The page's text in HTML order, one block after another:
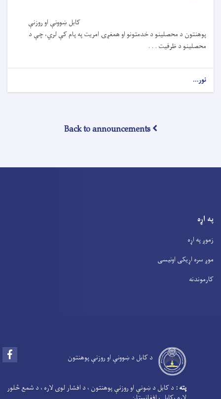
کابل ښوونې او روزنې
پوهنتون د محصلینو د خدمتونو او همغږۍ امریت په پام کې لري، چې د
محصلینو د ظرفیت . . .
نور...
Back to announcements
په اړه
زموږ په اړه
موږ سره اړیکی اونیسی
کارموندنه
د کابل د ښوونې او روزنې پوهنتون
پته : د کابل د ښونې او روزنې پوهنتون ، د افشار لوی لاره ، د شمع څلور